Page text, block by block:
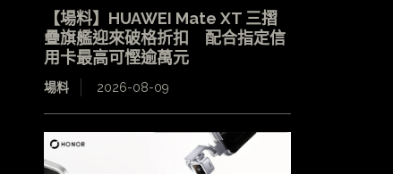
【場料】HUAWEI Mate XT 三摺
疊旗艦迎來破格折扣 配合指定信
用卡最高可慳逾萬元
場料 2026-08-09